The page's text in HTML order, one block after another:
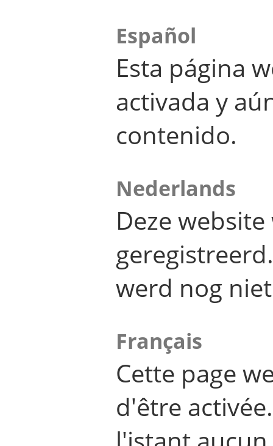
Español
Esta página
activada y
contenido.
Nederlands
Deze
werd nog
Français
Cette page
d'être